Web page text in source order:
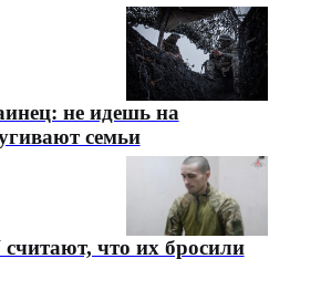
не идешь на
семьи
что их бросили